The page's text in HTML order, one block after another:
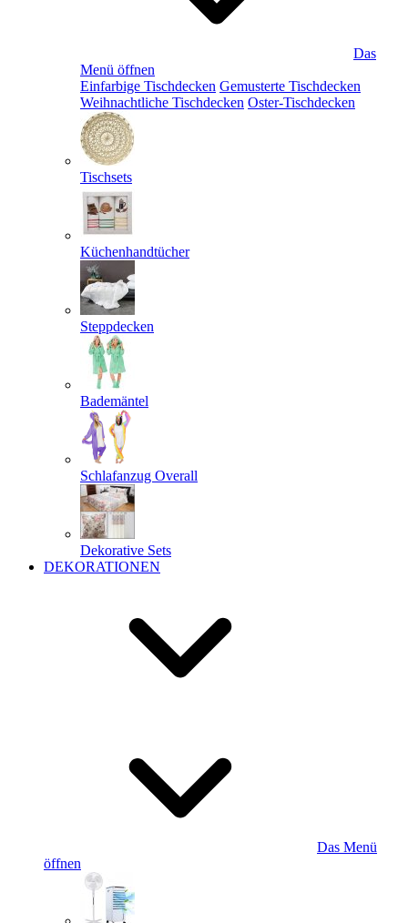
Das
Menü öffnen
Einfarbige Tischdecken Gemusterte Tischdecken
Weihnachtliche Tischdecken Oster-Tischdecken
Tischsets
Küchenhandtücher
Steppdecken
Bademäntel
Schlafanzug Overall
Dekorative Sets
DEKORATIONEN
Das Menü
öffnen